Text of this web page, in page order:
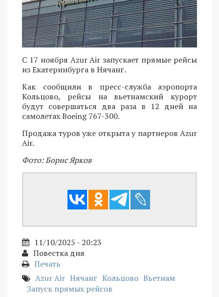
С 17 ноября Azur Air запускает прямые рейсы
из Екатеринбурга в Нячанг.
Как сообщили в пресс-служба аэропорта
Кольцово, рейсы на вьетнамский курорт
будут совершаться два раза в 12 дней на
самолетах Boeing 767-300.
Продажа туров уже открыта у партнеров Azur
Air.
Фото: Борис Ярков
11/10/2025 - 20:23
Повестка дня
Печать
Azur Air Нячанг Кольцово Вьетнам
Запуск прямых рейсов